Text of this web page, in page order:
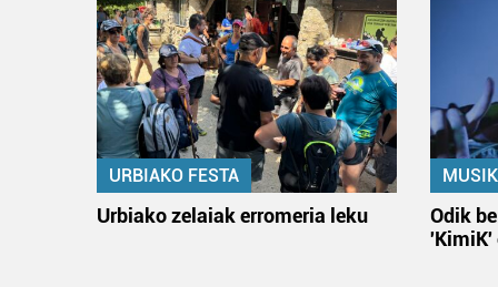
URBIAKO FESTA
Urbiako zelaiak erromeria leku
Odik
'KimiK'